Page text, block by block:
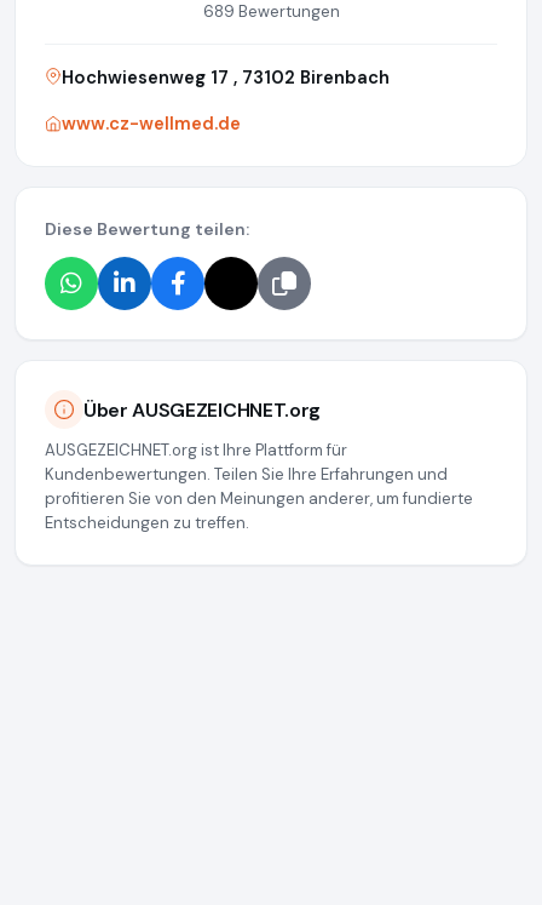
689 Bewertungen
Hochwiesenweg 17 , 73102 Birenbach
www.cz-wellmed.de
Diese Bewertung teilen:
Über AUSGEZEICHNET.org
AUSGEZEICHNET.org ist Ihre Plattform für
Kundenbewertungen. Teilen Sie Ihre Erfahrungen und
profitieren Sie von den Meinungen anderer, um fundierte
Entscheidungen zu treffen.